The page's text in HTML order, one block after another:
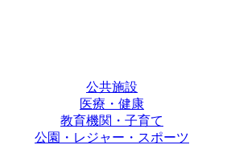
公共施設
医療・健康
教育機関・子育て
公園・レジャー・スポーツ